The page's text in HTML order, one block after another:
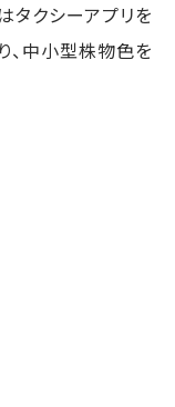
タクシーアプリを
、中小型株物色を